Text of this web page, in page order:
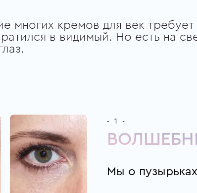
многих кремов для век
в видимый. Но есть на
- 1 -
Мы о